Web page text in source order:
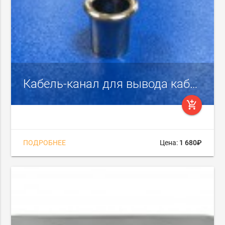
Кабель-канал для вывода кабеля через отверстие диаметром 12 мм (латунь никелированная)
add_shopping_cart
ПОДРОБНЕЕ Цена: 1 680₽